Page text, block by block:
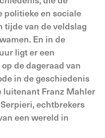
politieke en sociale
tijde van de veldslag
En in de
ligt er een
de dageraad van
in de geschiedenis
luitenant Franz Mahler
echtbrekers
een wereld in